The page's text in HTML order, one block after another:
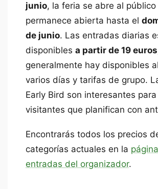
junio, la feria se abre al
permanece abierta hasta el
de junio. Las entradas diarias
disponibles a partir de 19 euros
generalmente hay disponibles
varios días y tarifas de grupo.
Early Bird son interesantes para
visitantes que planifican con
Encontrarás todos los precios
categorías actuales en la
entradas del organizador.